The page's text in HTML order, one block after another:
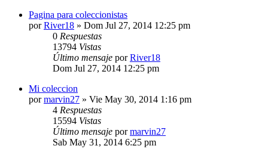
Pagina para coleccionistas
porRiver18 » Dom Jul 27, 2014 12:25 pm
0 Respuestas
13794 Vistas
Último mensaje porRiver18
Dom Jul 27, 2014 12:25 pm
Mi coleccion
pormarvin27 » Vie May 30, 2014 1:16 pm
4 Respuestas
15594 Vistas
Último mensaje pormarvin27
Sab May 31, 2014 6:25 pm